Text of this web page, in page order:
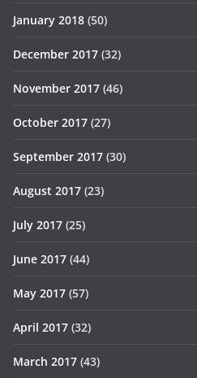
January 2018 (50)
December 2017 (32)
November 2017 (46)
October 2017 (27)
September 2017 (30)
August 2017 (23)
July 2017 (25)
June 2017 (44)
May 2017 (57)
April 2017 (32)
March 2017 (43)